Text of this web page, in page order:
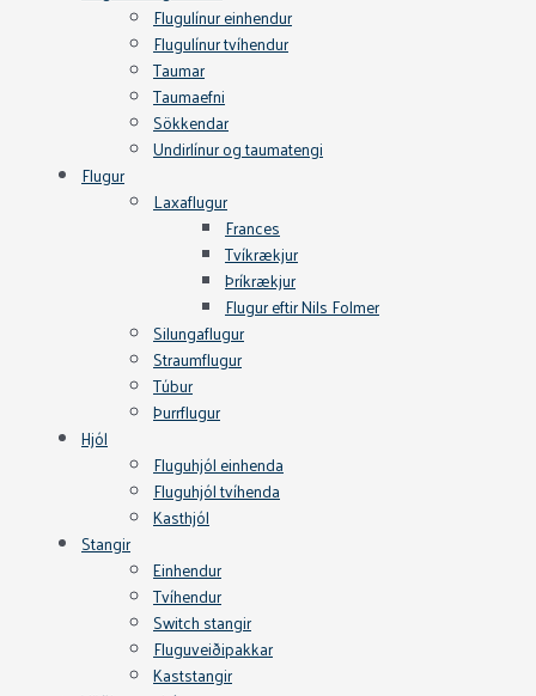
Flugulínur einhendur
Flugulínur tvíhendur
Taumar
Taumaefni
Sökkendar
Undirlínur og taumatengi
Flugur
Laxaflugur
Frances
Tvíkrækjur
Þríkrækjur
Flugur eftir Nils Folmer
Silungaflugur
Straumflugur
Túbur
Þurrflugur
Hjól
Fluguhjól einhenda
Fluguhjól tvíhenda
Kasthjól
Stangir
Einhendur
Tvíhendur
Switch stangir
Fluguveiðipakkar
Kaststangir